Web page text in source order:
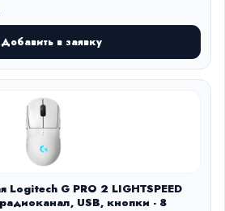
Добавить в заявку
G PRO 2 LIGHTSPEED
USB, кнопки - 8